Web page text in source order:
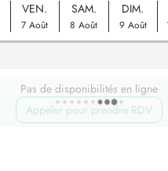
VEN.
7 Août
SAM.
8 Août
DIM.
9 Août
Pas de disponibilités en ligne
Appeler pour prendre RDV